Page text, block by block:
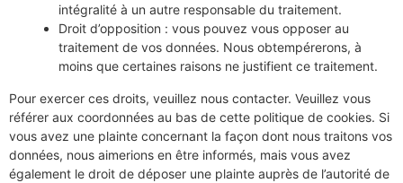
intégralité à un autre responsable du traitement.
Droit d’opposition : vous pouvez vous opposer au
traitement de vos données. Nous obtempérerons, à
moins que certaines raisons ne justifient ce traitement.
Pour exercer ces droits, veuillez nous contacter. Veuillez vous
référer aux coordonnées au bas de cette politique de cookies. Si
vous avez une plainte concernant la façon dont nous traitons vos
données, nous aimerions en être informés, mais vous avez
également le droit de déposer une plainte auprès de l’autorité de